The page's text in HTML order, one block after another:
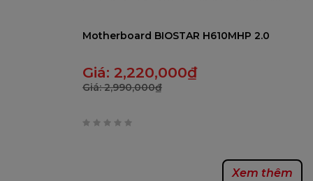
Motherboard BIOSTAR H610MHP 2.0
Giá: 2,220,000₫
Giá:2,990,000₫
Xem thêm